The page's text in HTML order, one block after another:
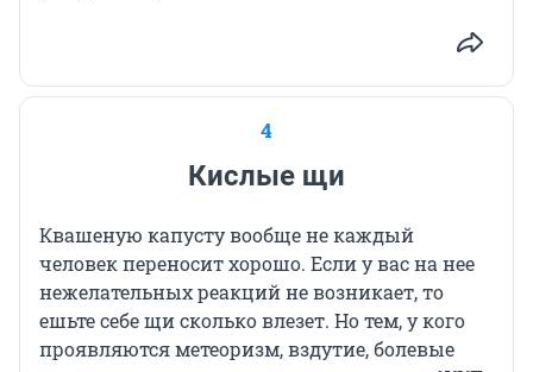
4
Кислые щи
Квашеную капусту вообще не каждый
человек переносит хорошо. Если у вас на нее
нежелательных реакций не возникает, то
ешьте себе щи сколько влезет. Но тем, у кого
проявляются метеоризм, вздутие, болевые